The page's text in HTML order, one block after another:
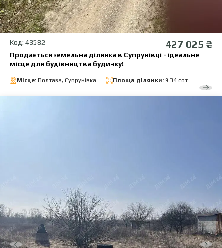
Код: 43582 427 025 ₴
Продається земельна ділянка в Супрунівці - ідеальне
місце для будівництва будинку!
Місце: Полтава, Супрунівка Площа ділянки: 9.34 сот.